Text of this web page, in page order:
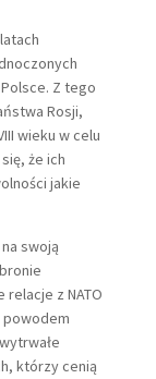
Z tego
Rosji,
wieku w celu
że ich
jakie
swoją
z NATO
powodem
którzy cenią